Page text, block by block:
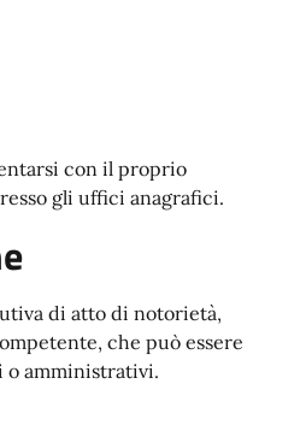
con il proprio
gli uffici anagrafici.
di atto di notorietà,
che può essere
o amministrativi.